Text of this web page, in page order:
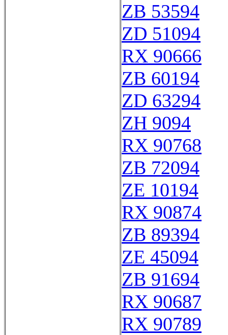
ZB 53594
ZD 51094
RX 90666
ZB 60194
ZD 63294
ZH 9094
RX 90768
ZB 72094
ZE 10194
RX 90874
ZB 89394
ZE 45094
ZB 91694
RX 90687
RX 90789